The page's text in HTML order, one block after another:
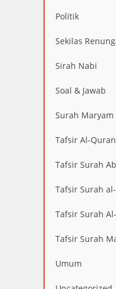
Politik
Sekilas
Sirah Nabi
Soal & Jawab
Surah Maryam
Tafsir Al-Quran
Tafsir Surah
Tafsir Surah
Tafsir Surah
Tafsir Surah
Umum